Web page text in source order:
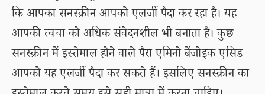
कि आपका सनस्क्रीन आपको एलर्जी पैदा कर रहा है। यह
आपकी त्वचा को अधिक संवेदनशील भी बनाता है। कुछ
सनस्क्रीन में इस्तेमाल होने वाले पैरा एमिनो बेंजोइक एसिड
आपको यह एलर्जी पैदा कर सकते हैं। इसलिए सनस्क्रीन का